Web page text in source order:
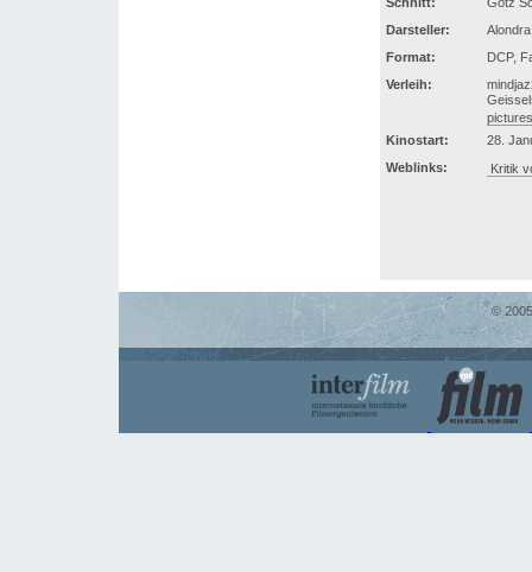
Darsteller:
Format:
DCP,
Verleih:
Kinostart:
28.
Weblinks:
Kritik
©